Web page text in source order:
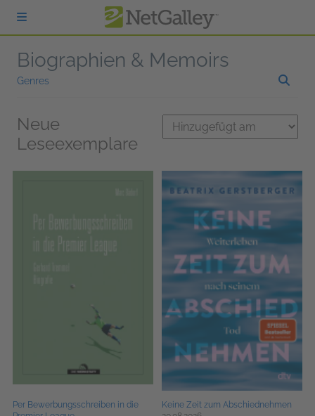
zum Hauptinhalt springen
Biographien & Memoirs
Genres
Neue
Leseexemplare
Per Bewerbungsschreiben in die
Keine Zeit zum Abschiednehmen